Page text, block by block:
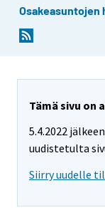
Osakeasuntojen
Tämä sivu on
5.4.2022
uudistetulta
Siirry uudelle